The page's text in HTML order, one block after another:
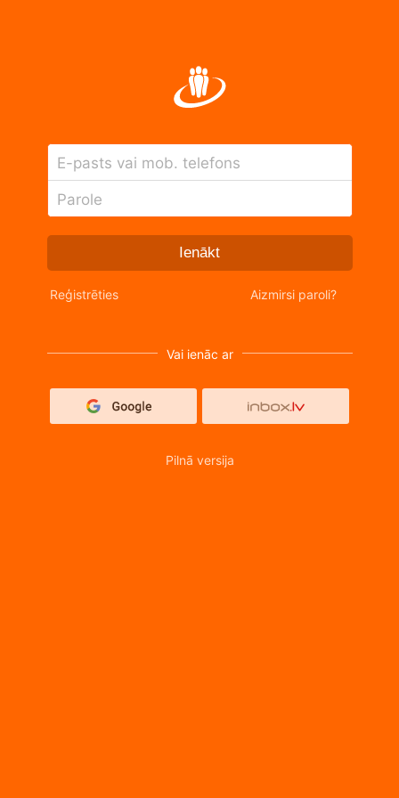
E-pasts vai mob. telefons
Parole
Ienākt
Reģistrēties Aizmirsi paroli?
Vai ienāc ar
Pilnā versija